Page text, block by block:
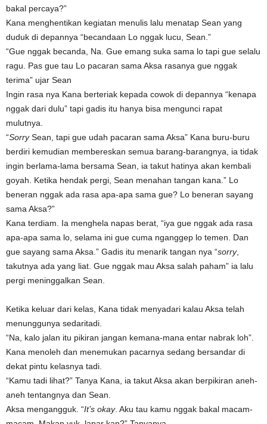
bakal percaya?”
Kana menghentikan kegiatan menulis lalu menatap Sean yang
duduk di depannya “becandaan Lo nggak lucu, Sean.”
“Gue nggak becanda, Na. Gue emang suka sama lo tapi gue selalu
ragu. Pas gue tau Lo pacaran sama Aksa rasanya gue nggak
terima” ujar Sean
Ingin rasa nya Kana berteriak kepada cowok di depannya “kenapa
nggak dari dulu” tapi gadis itu hanya bisa mengunci rapat
mulutnya.
“SorrySean, tapi gue udah pacaran sama Aksa” Kana buru-buru
berdiri kemudian membereskan semua barang-barangnya, ia tidak
ingin berlama-lama bersama Sean, ia takut hatinya akan kembali
goyah. Ketika hendak pergi, Sean menahan tangan kana.” Lo
beneran nggak ada rasa apa-apa sama gue? Lo beneran sayang
sama Aksa?”
Kana terdiam. Ia menghela napas berat, “iya gue nggak ada rasa
apa-apa sama lo, selama ini gue cuma nganggep lo temen. Dan
gue sayang sama Aksa.” Gadis itu menarik tangan nya “sorry,
takutnya ada yang liat. Gue nggak mau Aksa salah paham” ia lalu
pergi meninggalkan Sean.
Ketika keluar dari kelas, Kana tidak menyadari kalau Aksa telah
menunggunya sedaritadi.
“Na, kalo jalan itu pikiran jangan kemana-mana entar nabrak loh”.
Kana menoleh dan menemukan pacarnya sedang bersandar di
dekat pintu kelasnya tadi.
“Kamu tadi lihat?” Tanya Kana, ia takut Aksa akan berpikiran aneh-
aneh tentangnya dan Sean.
Aksa mengangguk. “It’s okay. Aku tau kamu nggak bakal macam-